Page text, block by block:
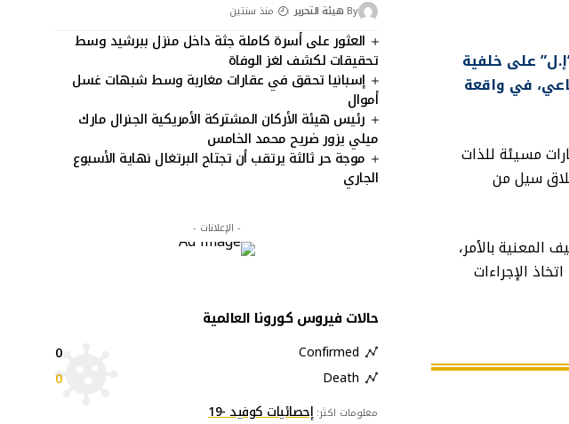
على خلفية
في واقعة
مسيئة للذات
سيل من
المعنية بالأمر،
الإجراءات
By هيئة التحرير منذ سنتين
العثور على أسرة كاملة جثة داخل منزل ببرشيد وسط
تحقيقات لكشف لغز الوفاة
إسبانيا تحقق في عقارات مغاربة وسط شبهات غسل
أموال
رئيس هيئة الأركان المشتركة الأمريكية الجنرال مارك
ميلي يزور ضريح محمد الخامس
موجة حر ثالثة يرتقب أن تجتاح البرتغال نهاية الأسبوع
الجاري
- الإعلانات -
حالات فيروس كورونا العالمية
Confirmed
0
Death
0
معلومات اكثر:إحصائيات كوفيد -19